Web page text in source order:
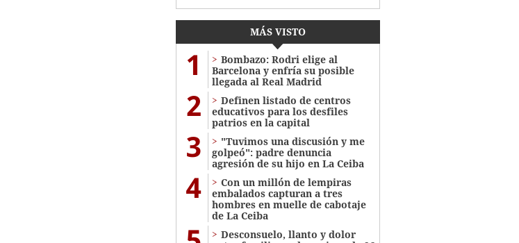
MÁS VISTO
1
Bombazo: Rodri elige al
Barcelona y enfría su posible
llegada al Real Madrid
2
Definen listado de centros
educativos para los desfiles
patrios en la capital
3
"Tuvimos una discusión y me
golpeó": padre denuncia
agresión de su hijo en La Ceiba
4
Con un millón de lempiras
embalados capturan a tres
hombres en muelle de cabotaje
de La Ceiba
​​​​Desconsuelo, llanto y dolor